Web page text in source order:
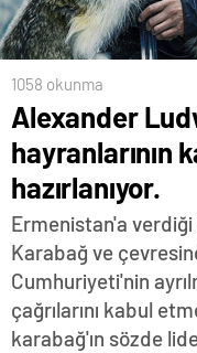
1058 okunma
Alexander
hayranlarının
hazırlanıyor.
Ermenistan'a verdiği
Karabağ ve
Cumhuriyeti'nin
çağrılarını kabul
karabağ'ın sözde